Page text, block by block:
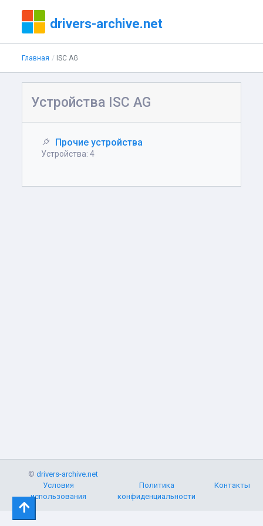
drivers-archive.net
Главная ISC AG
Устройства ISC AG
Прочие устройства
Устройства: 4
©drivers-archive.net
Условия
использования
Политика
конфиденциальности
Контакты